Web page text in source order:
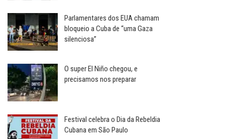
Parlamentares dos EUA chamam
bloqueio a Cuba de “uma Gaza
silenciosa”
O super El Niño chegou, e
precisamos nos preparar
Festival celebra o Dia da Rebeldia
Cubana em São Paulo